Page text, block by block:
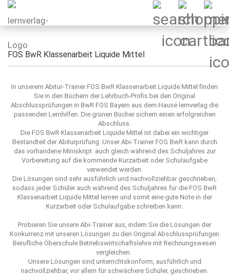
FOS BwR Klassenarbeit Liquide Mittel
In unserem Abitur-Trainer FOS BwR Klassenarbeit Liquide Mittel finden
Sie in den Büchern der Lehrbuch-Profis bei den Original
Abschlussprüfungen in BwR FOS Bayern aus dem Hause lernverlag die
passenden Lernhilfen. Die grünen Bücher sichern einen erfolgreichen
Abschluss.
Die FOS BwR Klassenarbeit Liquide Mittel ist dabei ein wichtiger
Bestandteil der Abiturprüfung. Unser Abi-Trainer FOS BwR kann durch
das vorhandene Miniskript auch gleich während des Schuljahres zur
Vorbereitung auf die kommende Kurzarbeit oder Schulaufgabe
verwendet werden.
Die Lösungen sind sehr ausführlich und nachvollziehbar geschrieben,
sodass jeder Schüler auch während des Schuljahres für die FOS BwR
Klassenarbeit Liquide Mittel lernen und somit eine gute Note in der
Kurzarbeit oder Schulaufgabe schreiben kann.
Probieren Sie unsere Abi-Trainer aus, indem Sie die Lösungen der
Konkurrenz mit unseren Lösungen zu den Original Abschlussprüfungen
Berufliche Oberschule Betriebswirtschaftslehre mit Rechnungswesen
vergleichen.
Unsere Lösungen sind unterrichtskonform, ausführlich und
nachvollziehbar, vor allem für schwächere Schüler, geschrieben.